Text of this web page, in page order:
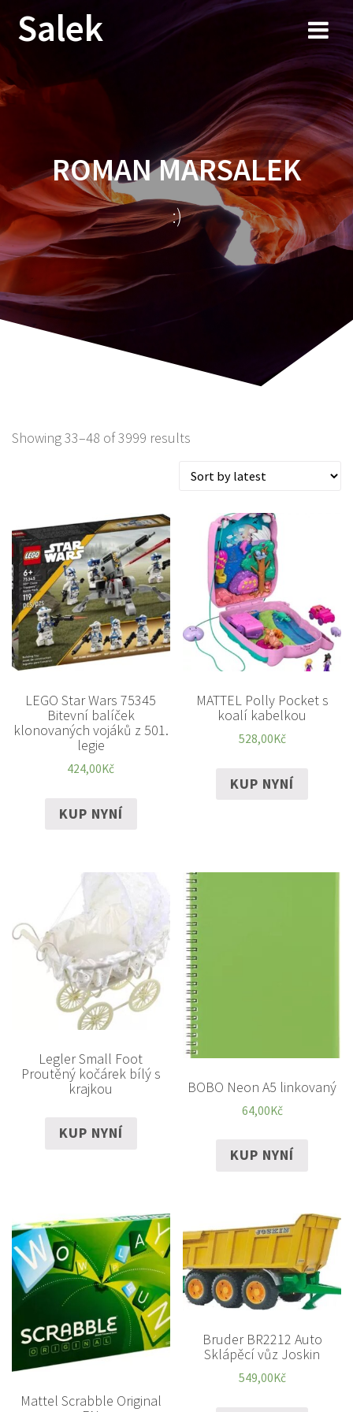
Przejdź
do
Salek
ROMAN MARSALEK
:)
Showing 33–48 of 3999 results
LEGO Star Wars 75345
Bitevní balíček
klonovaných vojáků z 501.
legie
424,00Kč
KUP NYNÍ
MATTEL Polly Pocket s
koalí kabelkou
528,00Kč
KUP NYNÍ
Legler Small Foot
Proutěný kočárek bílý s
krajkou
KUP NYNÍ
BOBO Neon A5 linkovaný
64,00Kč
KUP NYNÍ
Mattel Scrabble Original
Bruder BR2212 Auto
Sklápěcí vůz Joskin
549,00Kč